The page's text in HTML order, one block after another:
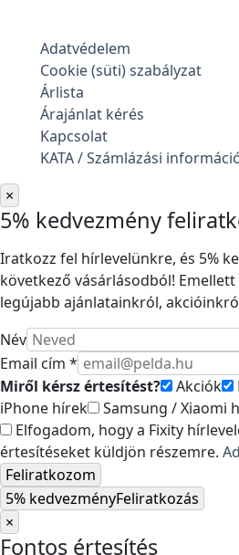
Adatvédelem
Cookie (süti) szabályzat
Árlista
Árajánlat kérés
Kapcsolat
KATA / Számlázási
×
5% kedvezmény
Iratkozz fel hírlevelünkre, és 5%
következő vásárlásodból!
legújabb ajánlatainkról,
Név
Email cím *
Miről kérsz értesítést?
Akciók
iPhone hírek
Samsung / Xiaomi
Elfogadom, hogy a Fixity
értesítéseket küldjön részemre.
Feliratkozom
5% kedvezményFeliratkozás
×
Fontos értesítés